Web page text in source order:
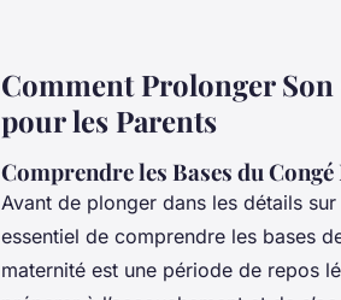
Comment Prolonger
pour les Parents
Comprendre les Bases du
Avant de plonger dans les détails
essentiel de comprendre les bases
maternité est une période de repos